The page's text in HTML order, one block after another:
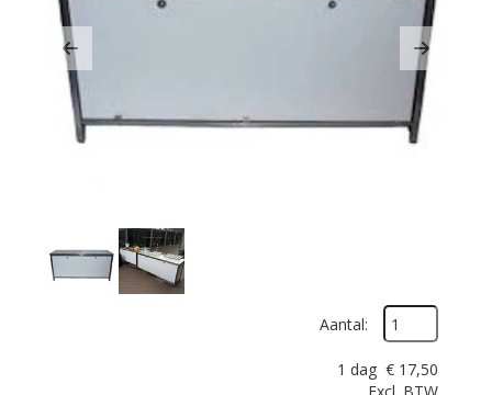
Previous Next
Aantal:
1 dag € 17,50